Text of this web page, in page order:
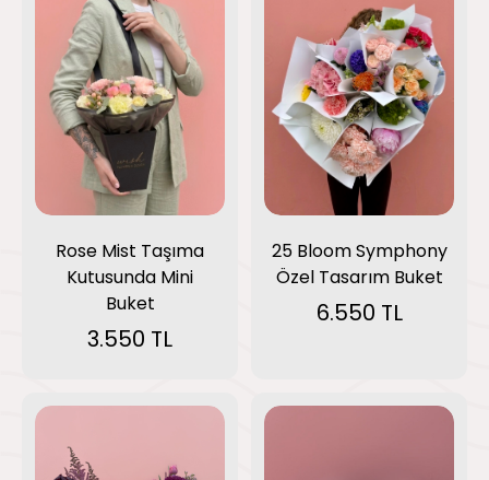
Rose Mist Taşıma
Kutusunda Mini
Buket
3.550 TL
25 Bloom Symphony
Özel Tasarım Buket
6.550 TL